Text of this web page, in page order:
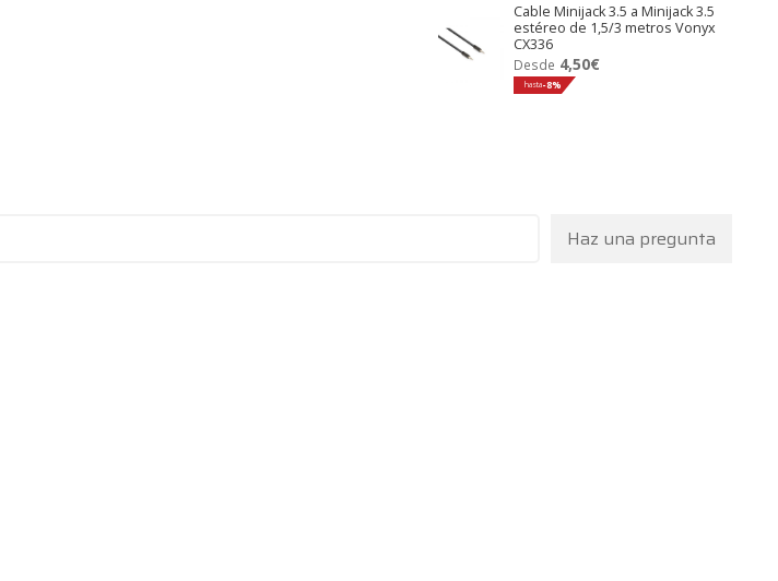
Cable Minijack 3.5 a Minijack 3.5
estéreo de 1,5/3 metros Vonyx
CX336
Desde 4,50€
hasta-8%
Haz una pregunta